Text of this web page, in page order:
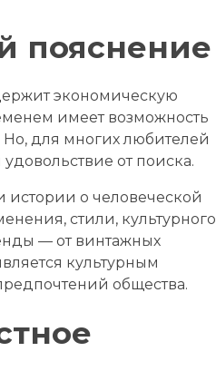
пояснение
экономическую
имеет возможность
для многих любителей
от поиска.
истории о человеческой
стили, культурного
— от винтажных
культурным
общества.